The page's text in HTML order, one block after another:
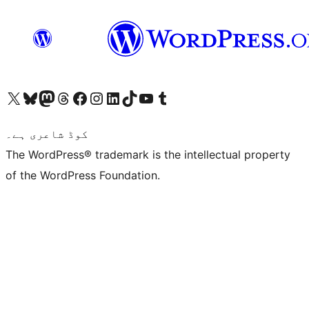
Visit our X (formerly Twitter) account
ہمارے بلیواسکائی اکاؤنٹ پر جائیں
Visit our Mastodon account
ہمارے ٹھریڈز اکاؤنٹ پر جائیں
Visit our Facebook page
Visit our Instagram account
Visit our LinkedIn account
ہمارے ٹک ٹاک اکاؤنٹ پر جائیں
Visit our YouTube channel
ہمارے ٹمبلر اکاؤنٹ پر جائیں
کوڈ شاعری ہے۔
The WordPress® trademark is the intellectual property
of the WordPress Foundation.